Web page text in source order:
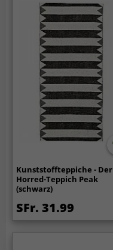
Kunststoffteppiche - Der
Horred-Teppich Peak
(schwarz)
SFr. 31.99